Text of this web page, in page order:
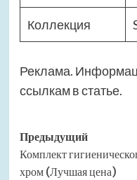
Коллекция
Реклама.
ссылкам в статье.
Навигация
записи
Предыдущий
Комплект
хром (Лучшая цена)